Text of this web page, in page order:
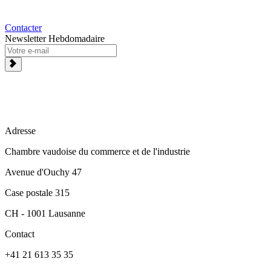
Contacter
Newsletter Hebdomadaire
Adresse
Chambre vaudoise du commerce et de l'industrie
Avenue d'Ouchy 47
Case postale 315
CH - 1001 Lausanne
Contact
+41 21 613 35 35